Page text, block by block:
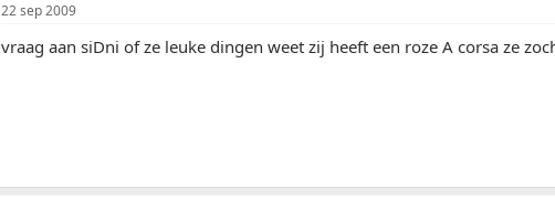
22 sep 2009
vraag aan siDni of ze leuke dingen weet zij heeft een roze A corsa ze